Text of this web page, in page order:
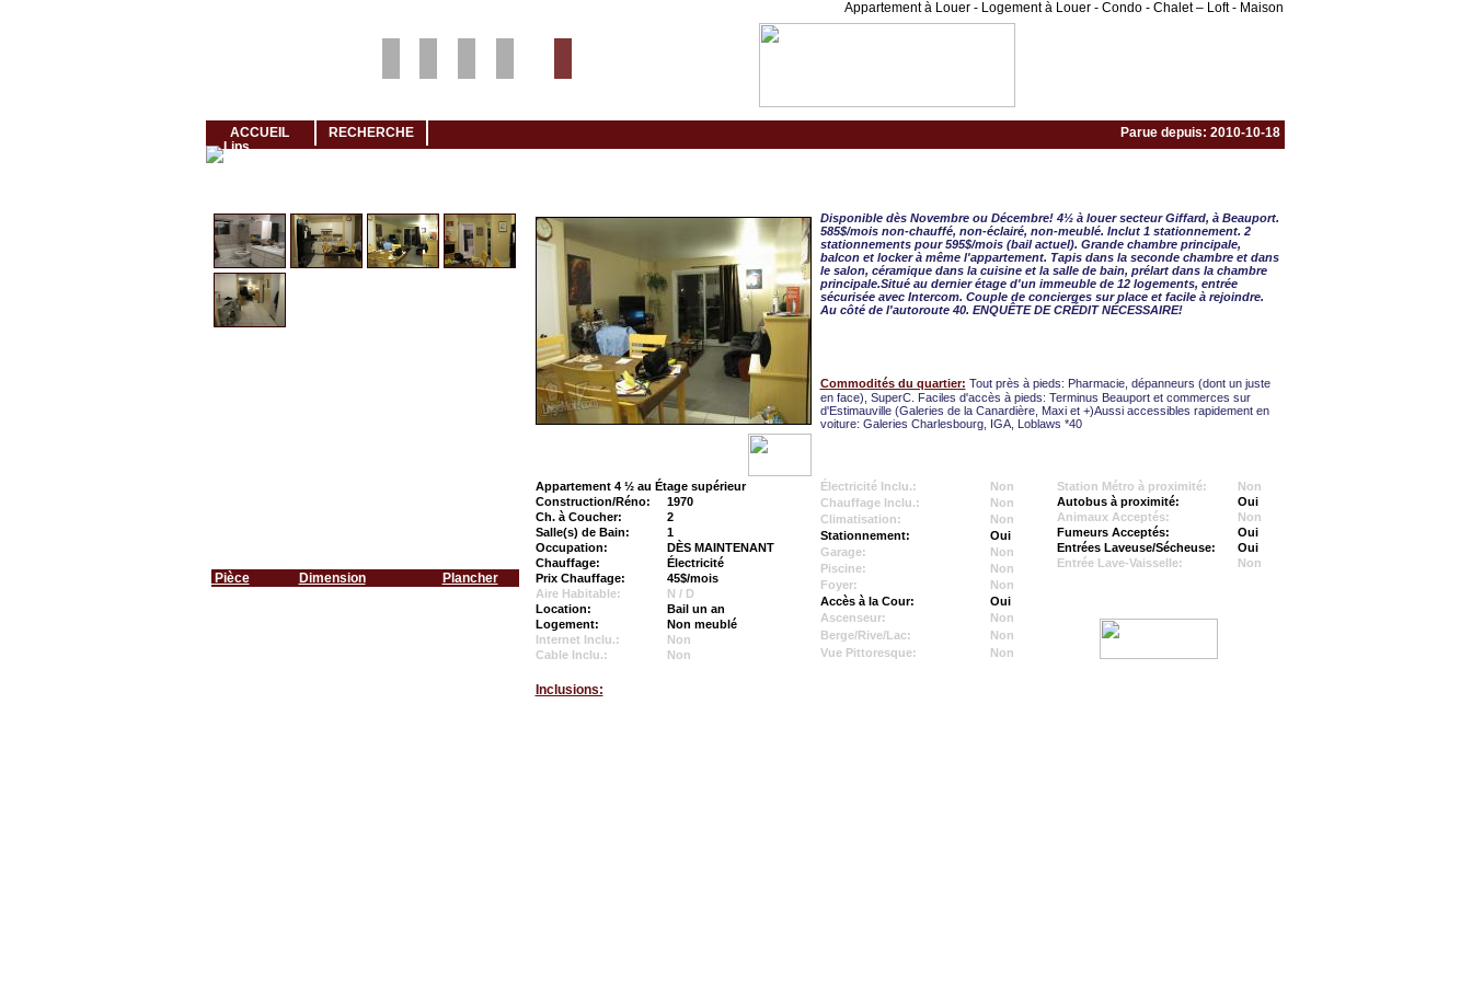
Appartement à Louer - Logement à Louer - Condo - Chalet – Loft - Maison
ACCUEIL RECHERCHE Parue depuis: 2010-10-18
Pièce Dimension Plancher
Disponible dès Novembre ou Décembre! 4½ à louer secteur Giffard, à Beauport.
585$/mois non-chauffé, non-éclairé, non-meublé. Inclut 1 stationnement. 2
stationnements pour 595$/mois (bail actuel). Grande chambre principale,
balcon et locker à même l'appartement. Tapis dans la seconde chambre et dans
le salon, céramique dans la cuisine et la salle de bain, prélart dans la chambre
principale.Situé au dernier étage d'un immeuble de 12 logements, entrée
sécurisée avec Intercom. Couple de concierges sur place et facile à rejoindre.
Au côté de l'autoroute 40. ENQUÊTE DE CRÉDIT NÉCESSAIRE!
Commodités du quartier: Tout près à pieds: Pharmacie, dépanneurs (dont un juste
en face), SuperC. Faciles d'accès à pieds: Terminus Beauport et commerces sur
d'Estimauville (Galeries de la Canardière, Maxi et +)Aussi accessibles rapidement en
voiture: Galeries Charlesbourg, IGA, Loblaws *40
Appartement 4 ½ au Étage supérieur
Construction/Réno:
1970
Ch. à Coucher:
2
Salle(s) de Bain:
1
Occupation:
DÈS MAINTENANT
Chauffage:
Électricité
Prix Chauffage:
45$/mois
Aire Habitable:
N / D
Location:
Bail un an
Logement:
Non meublé
Internet Inclu.:
Non
Cable Inclu.:
Non
Électricité Inclu.:
Non
Chauffage Inclu.:
Non
Climatisation:
Non
Stationnement:
Oui
Garage:
Non
Piscine:
Non
Foyer:
Non
Accès à la Cour:
Oui
Ascenseur:
Non
Berge/Rive/Lac:
Non
Vue Pittoresque:
Non
Station Métro à proximité:
Non
Autobus à proximité:
Oui
Animaux Acceptés:
Non
Fumeurs Acceptés:
Oui
Entrées Laveuse/Sécheuse:
Oui
Entrée Lave-Vaisselle:
Non
Inclusions: